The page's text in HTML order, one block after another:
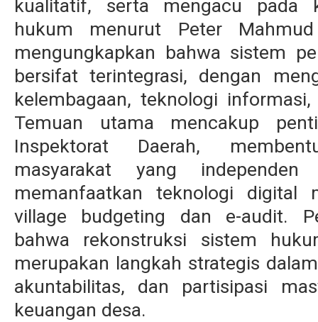
kualitatif, serta mengacu pada
hukum menurut Peter
mengungkapkan bahwa sistem
bersifat terintegrasi, dengan
kelembagaan, teknologi
Temuan utama mencakup
Inspektorat Daerah,
masyarakat yang
memanfaatkan teknologi digital
village budgeting dan e-audit.
bahwa rekonstruksi sistem
merupakan langkah strategis
akuntabilitas, dan partisipasi
keuangan desa.